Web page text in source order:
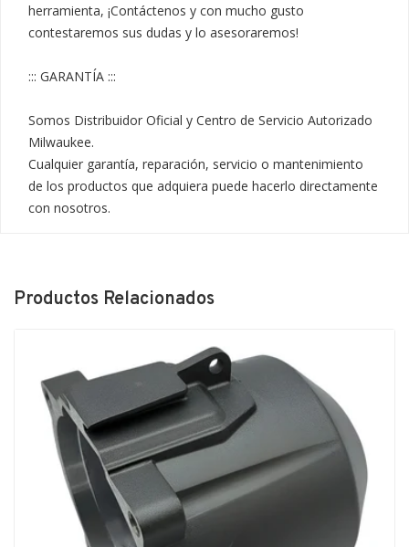
herramienta, ¡Contáctenos y con mucho gusto
contestaremos sus dudas y lo asesoraremos!
::: GARANTÍA :::
Somos Distribuidor Oficial y Centro de Servicio Autorizado
Milwaukee.
Cualquier garantía, reparación, servicio o mantenimiento
de los productos que adquiera puede hacerlo directamente
con nosotros.
Productos Relacionados